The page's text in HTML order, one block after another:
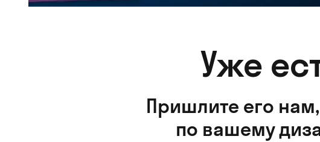
Уже
Пришлите его
по вашему